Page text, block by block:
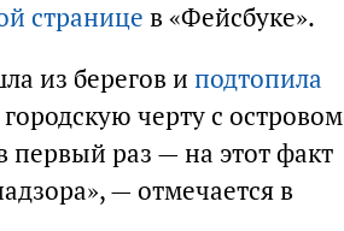
странице в «Фейсбуке».
из берегов и подтопила
черту с островом
первый раз — на этот факт
— отмечается в